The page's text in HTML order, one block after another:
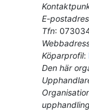
E-
Tfn:
Köparprofil:
Den här